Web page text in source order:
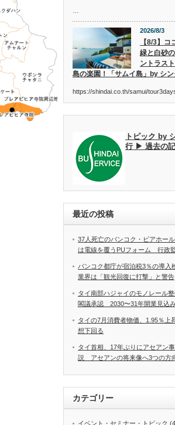
2026/8/3
【8/3】コ
緑と白砂
ントラス
島の楽園！「サムイ島」by シ
https://shindai.co.th/samui/
トピック by
行 ▶ 過去の
最近の投稿
37人死亡のバンコク・ビアホー
は電線を覆うPUフォーム 行政
バンコク都庁が宿泊税3％の導
業界は「観光回復に打撃」と警告
タイ南部ハジャイのモノレール
閣議承認 2030〜31年開業見込
タイの7月消費者物価、1.95％
想下回る
タイ首相、17年ぶりにアセアン
説 アセアンの将来像へ3つの方
カテゴリー
イベント・セミナー・トピック